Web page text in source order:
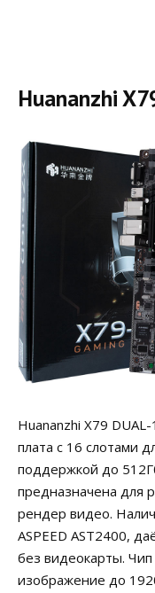
Huananzhi
Huananzhi X79
плата с 16 слотами
поддержкой до
предназначена для
рендер видео.
ASPEED AST2400,
без видеокарты.
изображение до